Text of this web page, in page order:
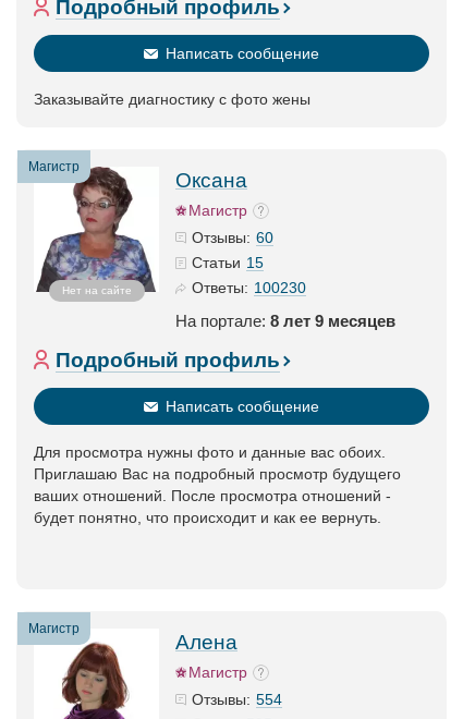
Подробный профиль
Написать сообщение
Заказывайте диагностику с фото жены
Магистр
Нет на сайте
Оксана
Магистр
Отзывы: 60
Статьи 15
Ответы: 100230
На портале: 8 лет 9 месяцев
Подробный профиль
Написать сообщение
Для просмотра нужны фото и данные вас обоих.
Приглашаю Вас на подробный просмотр будущего
ваших отношений. После просмотра отношений -
будет понятно, что происходит и как ее вернуть.
Магистр
Алена
Магистр
Отзывы: 554